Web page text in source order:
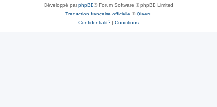
Développé parphpBB® Forum Software © phpBB Limited
Traduction française officielle ©Qiaeru
Confidentialité | Conditions